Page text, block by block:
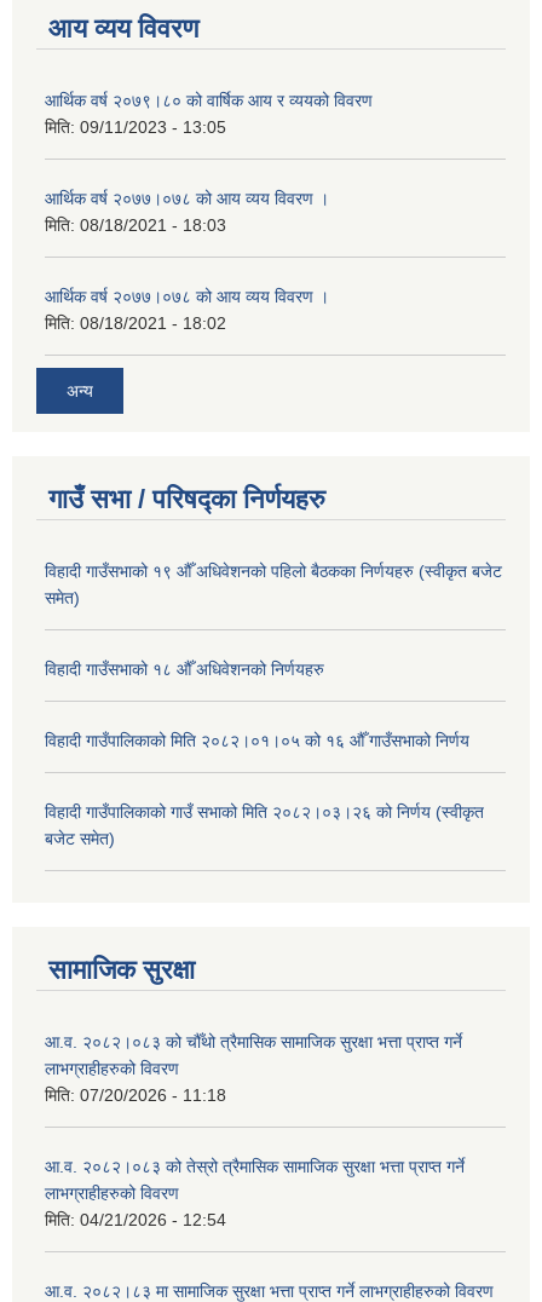
आय व्यय विवरण
आर्थिक वर्ष २०७९।८० को वार्षिक आय र व्ययको विवरण
मिति: 09/11/2023 - 13:05
आर्थिक वर्ष २०७७।०७८ को आय व्यय विवरण ।
मिति: 08/18/2021 - 18:03
आर्थिक वर्ष २०७७।०७८ को आय व्यय विवरण ।
मिति: 08/18/2021 - 18:02
अन्य
गाउँ सभा / परिषद्का निर्णयहरु
विहादी गाउँसभाको १९ औँ अधिवेशनको पहिलो बैठकका निर्णयहरु (स्वीकृत बजेट
समेत)
विहादी गाउँसभाको १८ औँ अधिवेशनको निर्णयहरु
विहादी गाउँपालिकाको मिति २०८२।०१।०५ को १६ औँ गाउँसभाको निर्णय
विहादी गाउँपालिकाको गाउँ सभाको मिति २०८२।०३।२६ को निर्णय (स्वीकृत
बजेट समेत)
सामाजिक सुरक्षा
आ.व. २०८२।०८३ को चौँथो त्रैमासिक सामाजिक सुरक्षा भत्ता प्राप्त गर्ने
लाभग्राहीहरुको विवरण
मिति: 07/20/2026 - 11:18
आ.व. २०८२।०८३ को तेस्रो त्रैमासिक सामाजिक सुरक्षा भत्ता प्राप्त गर्ने
लाभग्राहीहरुको विवरण
मिति: 04/21/2026 - 12:54
आ.व. २०८२।८३ मा सामाजिक सुरक्षा भत्ता प्राप्त गर्ने लाभग्राहीहरुको विवरण